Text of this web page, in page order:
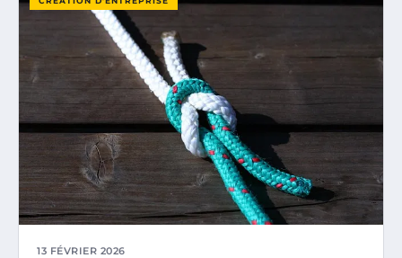
13 FÉVRIER 2026